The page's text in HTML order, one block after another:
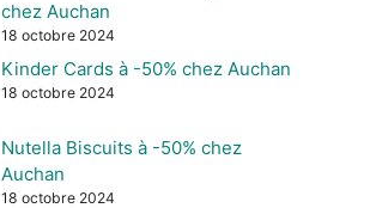
chez Auchan
18 octobre 2024
Kinder Cards à -50% chez Auchan
18 octobre 2024
Nutella Biscuits à -50% chez
Auchan
18 octobre 2024